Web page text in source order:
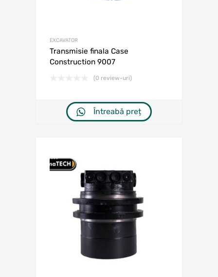
EXCAVATOR
Transmisie finala Case
Construction 9007
(0 review-uri)
Întreabă preț